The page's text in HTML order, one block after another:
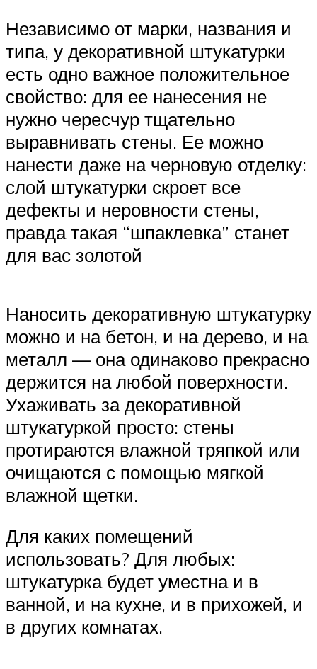
Независимо от марки, названия и
типа, у декоративной штукатурки
есть одно важное положительное
свойство: для ее нанесения не
нужно чересчур тщательно
выравнивать стены. Ее можно
нанести даже на черновую отделку:
слой штукатурки скроет все
дефекты и неровности стены,
правда такая “шпаклевка” станет
для вас золотой
Наносить декоративную штукатурку
можно и на бетон, и на дерево, и на
металл — она одинаково прекрасно
держится на любой поверхности.
Ухаживать за декоративной
штукатуркой просто: стены
протираются влажной тряпкой или
очищаются с помощью мягкой
влажной щетки.
Для каких помещений
использовать? Для любых:
штукатурка будет уместна и в
ванной, и на кухне, и в прихожей, и
в других комнатах.